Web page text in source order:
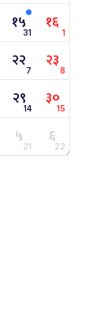
१५31 १६ 1
२२7 २३8
२९14 ३०15
५21 ६22